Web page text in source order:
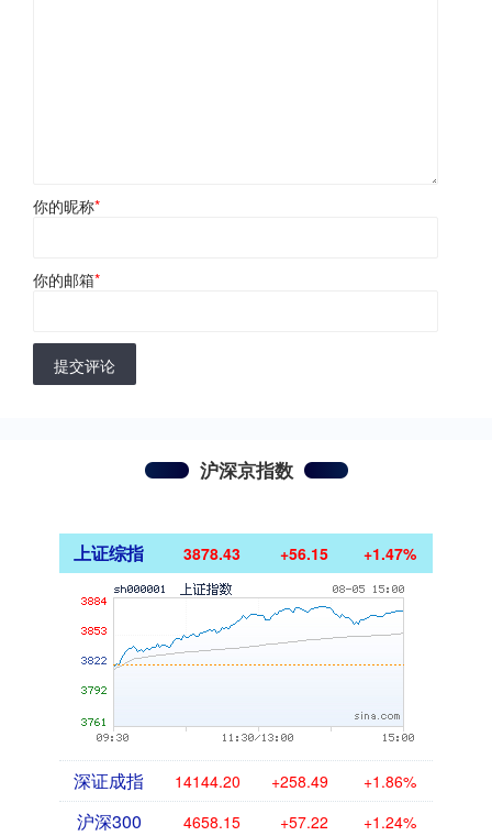
你的昵称*
你的邮箱*
提交评论
沪深京指数
上证综指 3878.43 +56.15 +1.47%
深证成指 14144.20 +258.49 +1.86%
沪深300 4658.15 +57.22 +1.24%